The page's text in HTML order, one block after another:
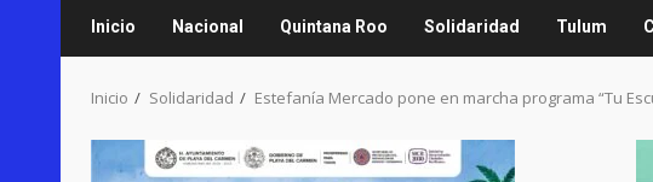
Inicio Nacional Quintana Roo Solidaridad Tulum
Inicio Solidaridad Estefanía Mercado pone en marcha programa “Tu